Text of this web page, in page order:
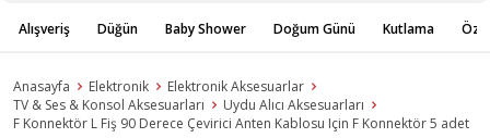
Alışveriş Düğün Baby Shower Doğum Günü Kutlama
Anasayfa Elektronik
Elektronik Aksesuarlar
TV & Ses & Konsol Aksesuarları
Uydu Alıcı Aksesuarları
F Konnektör L Fiş 90 Derece Çevirici Anten Kablosu Için F Konnektör 5 adet